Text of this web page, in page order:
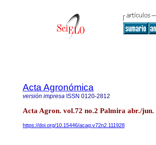
Acta Agronómica
versión impresa ISSN 0120-2812
Acta Agron. vol.72 no.2 Palmira abr./
https://doi.org/10.15446/acag.v72n2.111928